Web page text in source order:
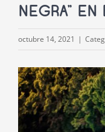
NEGRA” EN
octubre 14, 2021 |